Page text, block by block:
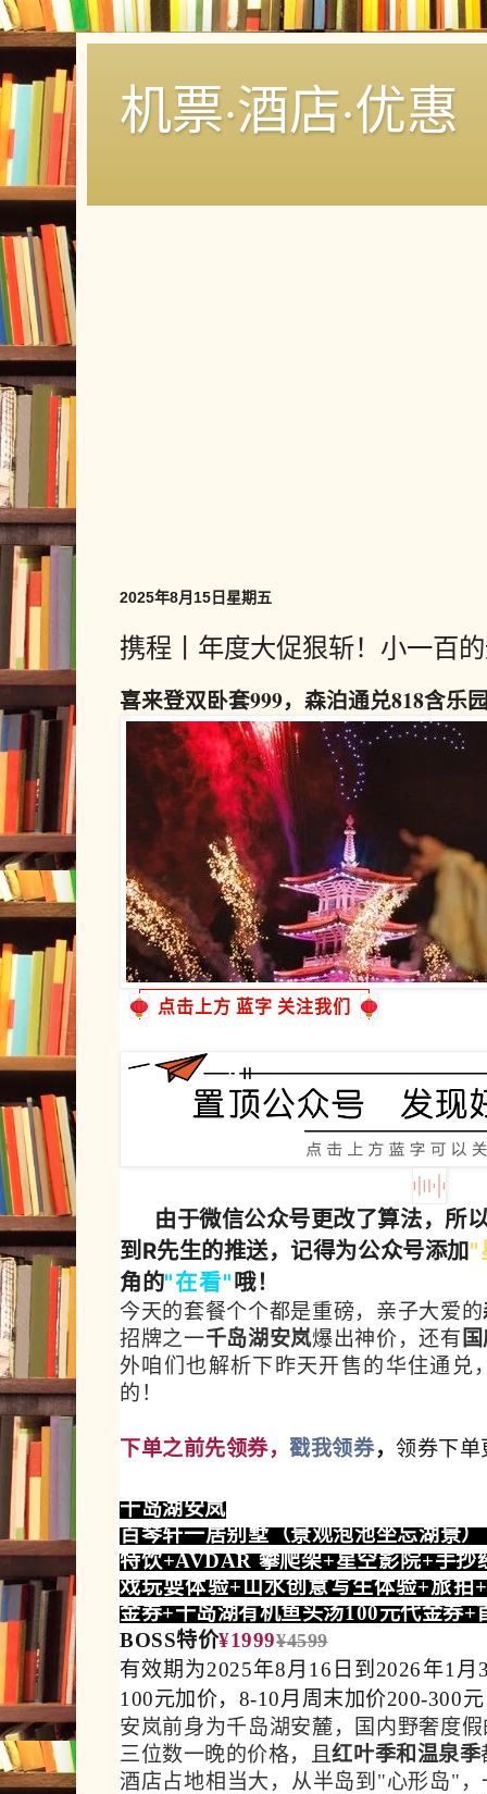
机票·酒店·优惠
2025年8月15日星期五
携程丨年度大促狠斩！小一百
喜来登双卧套999，森泊通兑818含乐
点击上方 蓝字 关注我们
由于微信公众号更改了算法，所
到R先生的推送，记得为公众号添加"
角的"在看"哦！
今天的套餐个个都是重磅，亲子大爱的
招牌之一千岛湖安岚爆出神价，还有
外咱们也解析下昨天开售的华住通兑
的！
下单之前先领券，戳我领券， 领券下单
千岛湖安岚
百琴轩一居别墅（景观泡池坐忘湖景
特饮+AVDAR 攀爬架+星空影院+手抄
戏玩耍体验+山水创意写生体验+旅拍
金券+千岛湖有机鱼头汤100元代金券+
BOSS特价¥1999¥4599
有效期为2025年8月16日到2026年1
100元加价，8-10月周末加价200-300元
安岚前身为千岛湖安麓，
国内野奢度
三位数一晚的价格，且红叶季和温泉季
酒店占地相当大，从半岛到"心形岛"